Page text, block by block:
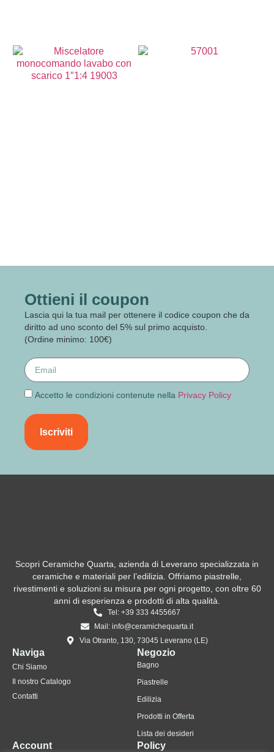
Ottieni il coupon
Lascia qui la tua mail per ottenere il codice coupon che da
diritto ad uno sconto del 5% sul primo acquisto.
(Ordine minimo: 100€)
Accetto le condizioni contenute nella Privacy Policy
Iscriviti
Scopri Ceramiche Quarta, azienda di Leverano specializzata in
ceramiche e materiali per l’edilizia. Offriamo piastrelle,
rivestimenti e soluzioni su misura per ogni progetto, con oltre 60
anni di esperienza e prodotti di alta qualità.
Tel: +39 333 4455667
Mail: info@ceramichequarta.it
Via Otranto, 130, 73045 Leverano (LE)
Naviga
Chi Siamo
Il nostro Catalogo
Contatti
Negozio
Bagno
Piastrelle
Edilizia
Prodotti in Offerta
Lista dei desideri
Account Policy